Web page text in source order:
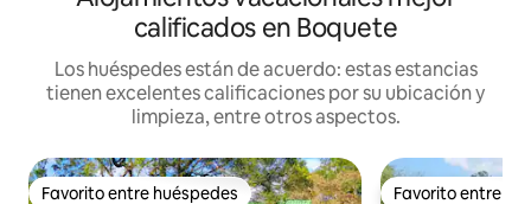
calificados en Boquete
Los huéspedes están de acuerdo: estas estancias
tienen excelentes calificaciones por su ubicación y
limpieza, entre otros aspectos.
Favorito entre huéspedes Favorito entre